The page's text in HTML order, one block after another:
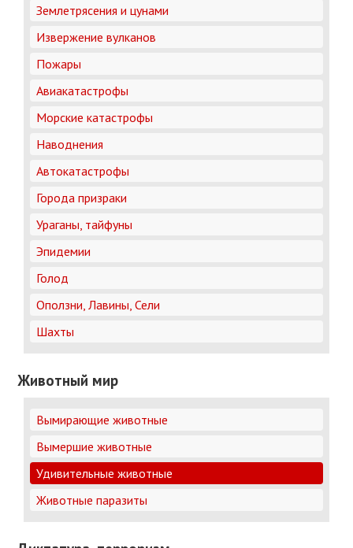
Землетрясения и цунами
Извержение вулканов
Пожары
Авиакатастрофы
Морские катастрофы
Наводнения
Автокатастрофы
Города призраки
Ураганы, тайфуны
Эпидемии
Голод
Оползни, Лавины, Сели
Шахты
Животный мир
Вымирающие животные
Вымершие животные
Удивительные животные
Животные паразиты